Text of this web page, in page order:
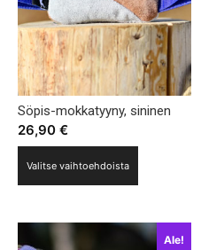
Söpis-mokkatyyny, sininen
26,90 €
Valitse vaihtoehdoista
useampi
muunnelma.
Ale!